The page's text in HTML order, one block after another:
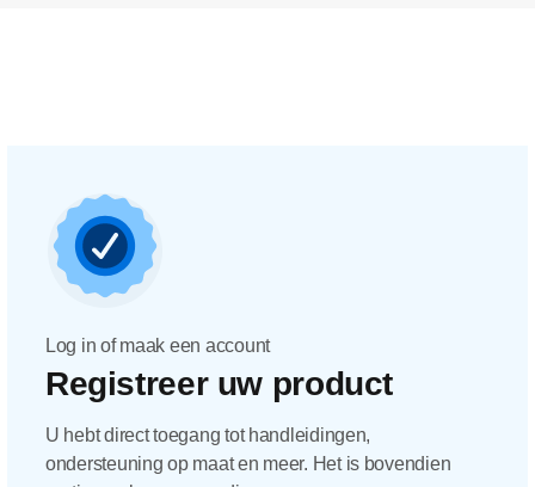
Log in of maak een account
Registreer uw product
U hebt direct toegang tot handleidingen,
ondersteuning op maat en meer. Het is bovendien